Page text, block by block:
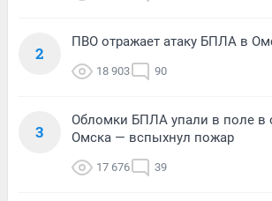
2
ПВО отражает атаку БПЛА в
18 903 90
3
Обломки БПЛА упали в поле в
Омска — вспыхнул пожар
17 676 39